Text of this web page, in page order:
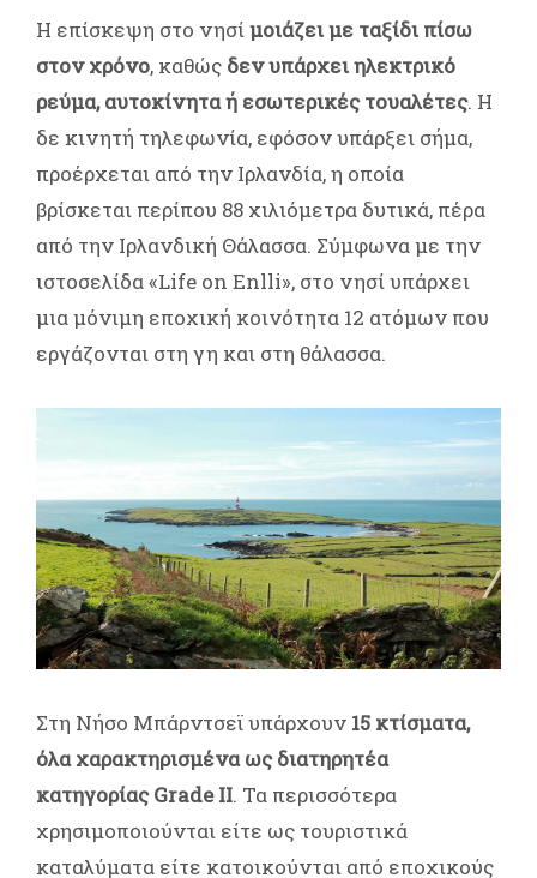
Η επίσκεψη στο νησίμοιάζει με ταξίδι πίσω
στον χρόνο, καθώς δεν υπάρχει ηλεκτρικό
ρεύμα, αυτοκίνητα ή εσωτερικές τουαλέτες. Η
δε κινητή τηλεφωνία, εφόσον υπάρξει σήμα,
προέρχεται από την Ιρλανδία, η οποία
βρίσκεται περίπου 88 χιλιόμετρα δυτικά, πέρα
από την Ιρλανδική Θάλασσα. Σύμφωνα με την
ιστοσελίδα «Life on Enlli», στο νησί υπάρχει
μια μόνιμη εποχική κοινότητα 12 ατόμων που
εργάζονται στη γη και στη θάλασσα.
Στη Νήσο Μπάρντσεϊ υπάρχουν 15 κτίσματα,
όλα χαρακτηρισμένα ως διατηρητέα
κατηγορίας Grade II. Τα περισσότερα
χρησιμοποιούνται είτε ως τουριστικά
καταλύματα είτε κατοικούνται από εποχικούς